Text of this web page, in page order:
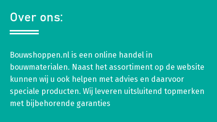
Over ons:
Bouwshoppen.nl is een online handel in
bouwmaterialen. Naast het assortiment op de website
kunnen wij u ook helpen met advies en daarvoor
speciale producten. Wij leveren uitsluitend topmerken
met bijbehorende garanties